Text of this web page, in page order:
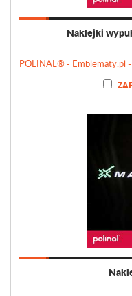
Naklejki